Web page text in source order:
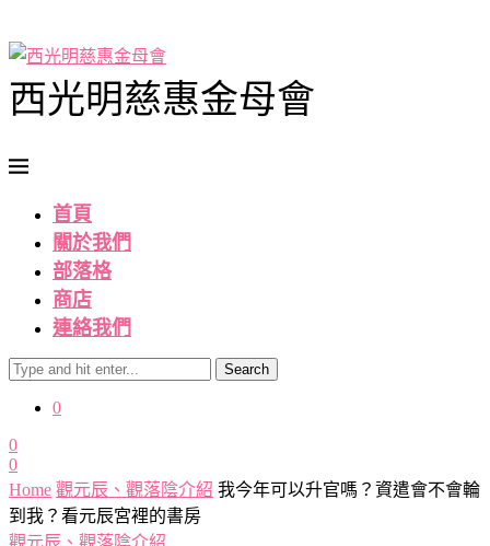
西光明慈惠金母會
首頁
關於我們
部落格
商店
連絡我們
Search
0
0
0
Home 觀元辰、觀落陰介紹 我今年可以升官嗎？資遣會不會輪
到我？看元辰宮裡的書房
觀元辰、觀落陰介紹